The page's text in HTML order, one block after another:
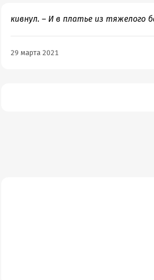
кивнул. – И в платье из тяжелого
29 марта 2021